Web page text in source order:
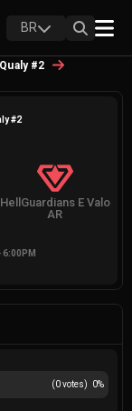
BR
#2
#2
HellGuardians E Valo
AR
(0votes) 0%